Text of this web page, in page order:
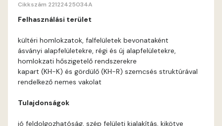
Pumpkin A
Rose A
Cikkszám 22122425034A
Felhasználási terület
kültéri homlokzatok, falfelületek bevonataként
ásványi alapfelületekre, régi és új alapfelületekre,
homlokzati hőszigetelő rendszerekre
kapart (KH-K) és gördülő (KH-R) szemcsés struktúrával
rendelkező nemes vakolat
Tulajdonságok
jó feldolgozhatóság, szép felületi kialakítás, kikötve